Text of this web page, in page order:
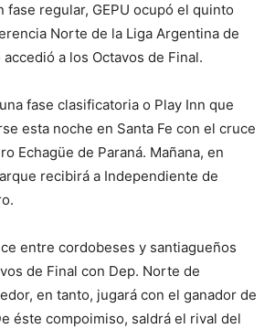
fase regular, GEPU ocupó el quinto
Norte de la Liga Argentina de
a los Octavos de Final.
fase clasificatoria o Play Inn que
esta noche en Santa Fe con el cruce
Echagüe de Paraná. Mañana, en
recibirá a Independiente de
entre cordobeses y santiagueños
de Final con Dep. Norte de
en tanto, jugará con el ganador de
éste compoimiso, saldrá el rival del